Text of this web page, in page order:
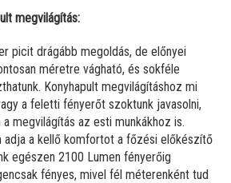
megvilágítás:
picit drágább megoldás, de előnyei
méretre vágható, és sokféle
Konyhapult megvilágításhoz mi
a feletti fényerőt szoktunk javasolni,
megvilágítás az esti munkákhoz is.
adja a kellő komfortot a főzési előkészítő
egészen 2100 Lumen fényerőig
fényes, mivel fél méterenként tud